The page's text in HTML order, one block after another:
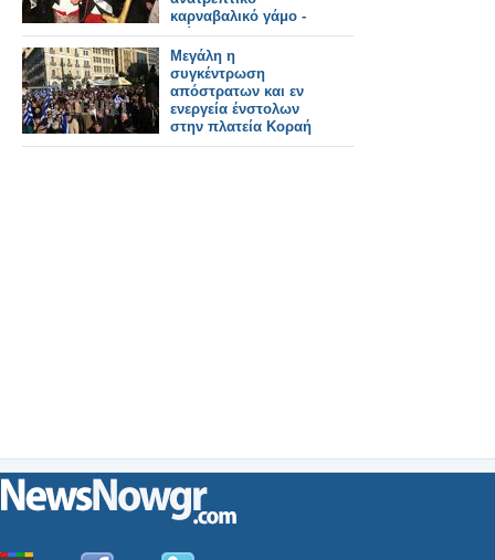
καρναβαλικό γάμο -
Δείτε φωτο
Μεγάλη η
συγκέντρωση
απόστρατων και εν
ενεργεία ένστολων
στην πλατεία Κοραή